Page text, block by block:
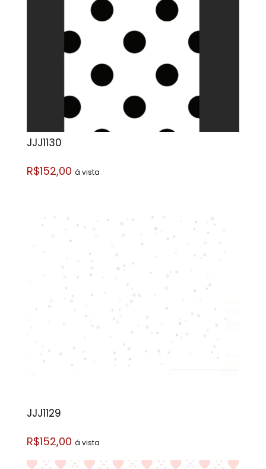
JJJ1130
R$152,00 á vista
JJJ1129
R$152,00 á vista